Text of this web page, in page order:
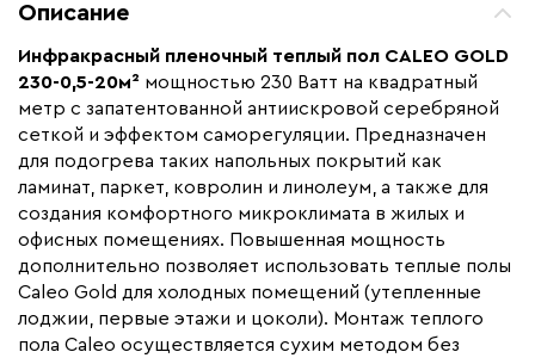
Мощность (Вт) 4600
Назначение
Под линолеум / ковролин,
Под паркет / ламинат
Монтаж Сухой монтаж
Макс. рабочая температура (C)
Макс. ток нагрузки (А)
Ширина (мм) 500
Толщина (мм)
Длина установочного провода, м
Описание
Инфракрасный пленочный теплый пол CALEO GOLD
230-0,5-20м² мощностью 230 Ватт на квадратный
метр с запатентованной антиискровой серебряной
сеткой и эффектом саморегуляции. Предназначен
для подогрева таких напольных покрытий как
ламинат, паркет, ковролин и линолеум, а также для
создания комфортного микроклимата в жилых и
офисных помещениях. Повышенная мощность
дополнительно позволяет использовать теплые полы
Caleo Gold для холодных помещений (утепленные
лоджии, первые этажи и цоколи). Монтаж теплого
пола Caleo осуществляется сухим методом без